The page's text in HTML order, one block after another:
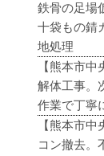
鉄骨の足場
十袋もの錆
地処理
【熊本市
解体工事。
作業で丁寧
【熊本市
コン撤去。